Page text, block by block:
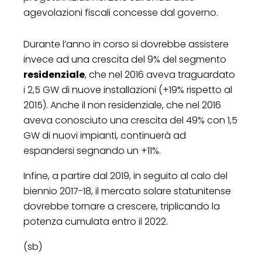
agevolazioni fiscali concesse dal governo.
Durante l’anno in corso si dovrebbe assistere
invece ad una crescita del 9% del segmento
residenziale, che nel 2016 aveva traguardato
i 2,5 GW di nuove installazioni (+19% rispetto al
2015). Anche il non residenziale, che nel 2016
aveva conosciuto una crescita del 49% con 1,5
GW di nuovi impianti, continuerà ad
espandersi segnando un +11%.
Infine, a partire dal 2019, in seguito al calo del
biennio 2017-18, il mercato solare statunitense
dovrebbe tornare a crescere, triplicando la
potenza cumulata entro il 2022.
(sb)